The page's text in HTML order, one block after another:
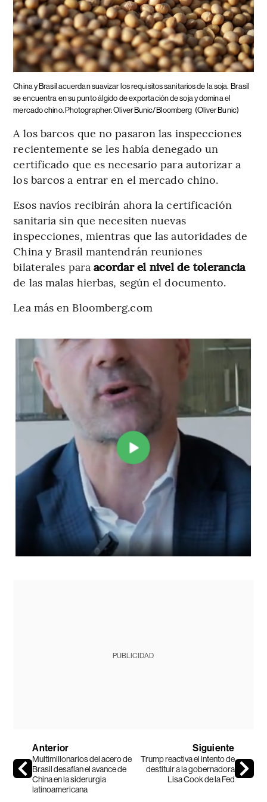
China y Brasil acuerdan suavizar los requisitos sanitarios de la soja. Brasil
se encuentra en su punto álgido de exportación de soja y domina el
mercado chino. Photographer: Oliver Bunic/Bloomberg (Oliver Bunic)
A los barcos que no pasaron las inspecciones
recientemente se les había denegado un
certificado que es necesario para autorizar a
los barcos a entrar en el mercado chino.
Esos navíos recibirán ahora la certificación
sanitaria sin que necesiten nuevas
inspecciones, mientras que las autoridades de
China y Brasil mantendrán reuniones
bilaterales paraacordar el nivel de tolerancia
de las malas hierbas, según el documento.
Lea más en Bloomberg.com
PUBLICIDAD
Anterior
Multimillonarios del acero de
Brasil desafían el avance de
China en la siderurgia
latinoamericana
Siguiente
Trump reactiva el intento de
destituir a la gobernadora
Lisa Cook de la Fed